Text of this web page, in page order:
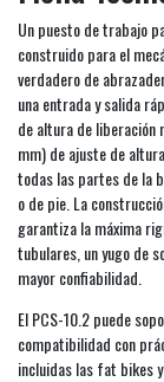
Un puesto de trabajo
construido para el
verdadero de
una entrada y salida
de altura de liberación
mm) de ajuste de
todas las partes de la
o de pie. La
garantiza la máxima
tubulares, un yugo de
mayor confiabilidad.
El PCS-10.2 puede
compatibilidad con
incluidas las fat bikes